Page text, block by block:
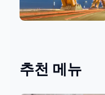
추천 메뉴